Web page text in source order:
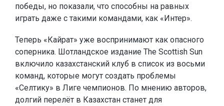
победы, но показали, что способны на равных
играть даже с такими командами, как «Интер».
Теперь «Кайрат» уже воспринимают как опасного
соперника. Шотландское издание The Scottish Sun
включило казахстанский клуб в список из восьми
команд, которые могут создать проблемы
«Селтику» в Лиге чемпионов. По мнению авторов,
долгий перелёт в Казахстан станет для